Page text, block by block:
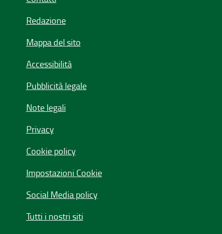
Redazione
Mappa del sito
Accessibilità
Pubblicità legale
Note legali
Privacy
Cookie policy
Impostazioni Cookie
Social Media policy
Tutti i nostri siti